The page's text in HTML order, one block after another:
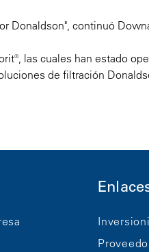
Donaldson", continuó
las cuales han estado
de filtración